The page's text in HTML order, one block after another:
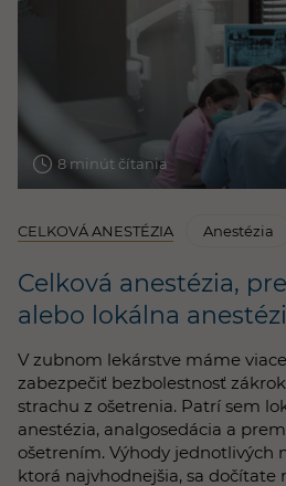
8 minút čítania
CELKOVÁ ANESTÉZIA Anestézia
Celková anestézia,
alebo lokálna
V zubnom lekárstve máme
zabezpečiť bezbolestnosť
strachu z ošetrenia. Patrí sem
anestézia, analgosedácia a
ošetrením. Výhody jednotlivých
ktorá najvhodnejšia, sa dočítate